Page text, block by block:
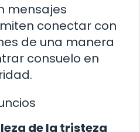
mensajes
conectar con
de una manera
consuelo en
de la tristeza